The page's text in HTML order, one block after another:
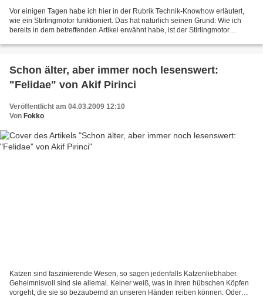
Vor einigen Tagen habe ich hier in der Rubrik Technik-Knowhow erläutert,
wie ein Stirlingmotor funktioniert. Das hat natürlich seinen Grund: Wie ich
bereits in dem betreffenden Artikel erwähnt habe, ist der Stirlingmotor
Schon älter, aber immer noch lesenswert:
"Felidae" von Akif Pirinci
Veröffentlicht am 04.03.2009 12:10
Von Fokko
Katzen sind faszinierende Wesen, so sagen jedenfalls Katzenliebhaber.
Geheimnisvoll sind sie allemal. Keiner weiß, was in ihren hübschen Köpfen
vorgeht, die sie so bezaubernd an unseren Händen reiben können. Oder